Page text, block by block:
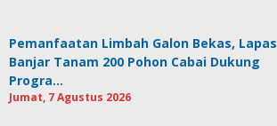
Pemanfaatan Limbah Galon Bekas, Lapas
Banjar Tanam 200 Pohon Cabai Dukung
Progra…
Jumat, 7 Agustus 2026